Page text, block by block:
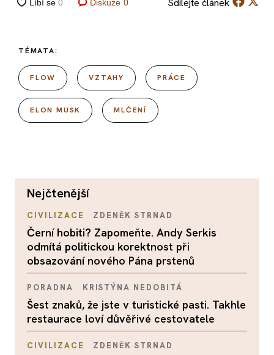
Diskuze 0 Sdílejte článek
TÉMATA:
FLOW VZTAHY PRÁCE
ELON MUSK MLČENÍ
nejčtenější
CIVILIZACE ZDENĚK STRNAD
Černí hobiti? Zapomeňte. Andy Serkis
odmítá politickou korektnost při
obsazování nového Pána prstenů
PORADNA KRISTÝNA NEDOBITÁ
Šest znaků, že jste v turistické pasti. Takhle
restaurace loví důvěřivé cestovatele
CIVILIZACE ZDENĚK STRNAD